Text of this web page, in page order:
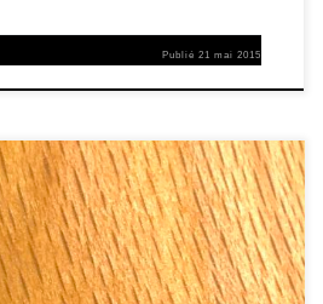
Publié21 mai 2015